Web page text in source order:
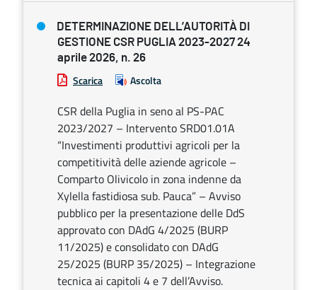
DETERMINAZIONE DELL’AUTORITÀ DI
GESTIONE CSR PUGLIA 2023-2027 24
aprile 2026, n. 26
Scarica Ascolta
CSR della Puglia in seno al PS-PAC
2023/2027 – Intervento SRD01.01A
“Investimenti produttivi agricoli per la
competitività delle aziende agricole –
Comparto Olivicolo in zona indenne da
Xylella fastidiosa sub. Pauca” – Avviso
pubblico per la presentazione delle DdS
approvato con DAdG 4/2025 (BURP
11/2025) e consolidato con DAdG
25/2025 (BURP 35/2025) – Integrazione
tecnica ai capitoli 4 e 7 dell’Avviso.